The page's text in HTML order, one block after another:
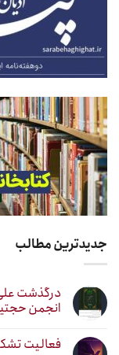
جدیدترین مطالب
درگذشت علی
انجمن
فعالیت